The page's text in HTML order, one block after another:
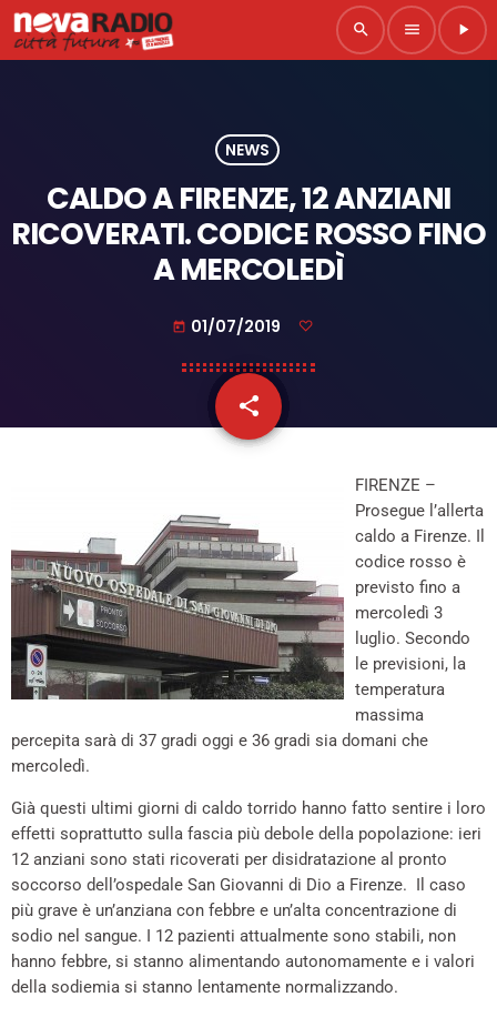
search menu play_arrow
NEWS
CALDO A FIRENZE, 12 ANZIANI
RICOVERATI. CODICE ROSSO FINO
A MERCOLEDÌ
today 01/07/2019
share
email
FIRENZE –
Prosegue l’allerta
caldo a Firenze. Il
codice rosso è
previsto fino a
mercoledì 3
luglio. Secondo
le previsioni, la
temperatura
massima
percepita sarà di 37 gradi oggi e 36 gradi sia domani che
mercoledì.
Già questi ultimi giorni di caldo torrido hanno fatto sentire i loro
effetti soprattutto sulla fascia più debole della popolazione: ieri
12 anziani sono stati ricoverati per disidratazione al pronto
soccorso dell’ospedale San Giovanni di Dio a Firenze. Il caso
più grave è un’anziana con febbre e un’alta concentrazione di
sodio nel sangue. I 12 pazienti attualmente sono stabili, non
hanno febbre, si stanno alimentando autonomamente e i valori
della sodiemia si stanno lentamente normalizzando.